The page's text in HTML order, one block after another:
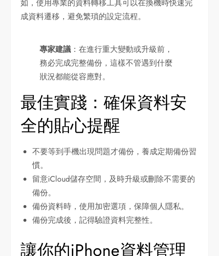
如，使用專業的資料轉移工具可以在換機時快速完
成資料遷移，避免繁瑣的設定流程。
專家建議 ：在進行重大變動或升級前，
務必完成完整備份，這樣不管遇到什麼
狀況都能從容應對。
最佳實踐：確保資料安
全的貼心提醒
不要等到手機出現問題才備份，養成定期備份習
慣。
留意iCloud儲存空間，及時升級或刪除不需要的
備份。
備份資料時，使用加密選項，保障個人隱私。
備份完成後，記得驗證資料完整性。
讓你的iPhone資料管理